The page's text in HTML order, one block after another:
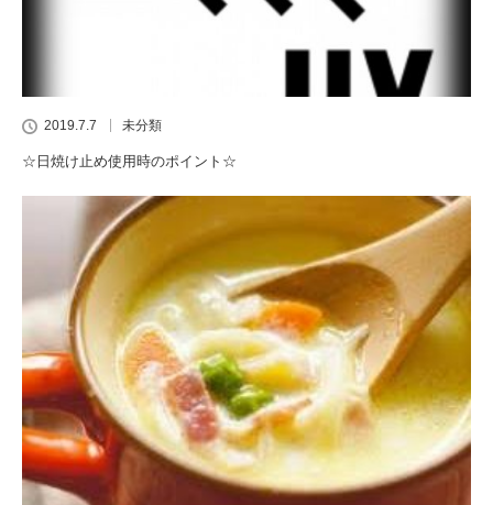
2019.7.7 未分類
☆日焼け止め使用時のポイント☆